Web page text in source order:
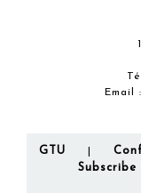
Email :
GTU